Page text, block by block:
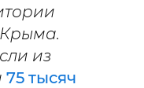
из
75 тысяч